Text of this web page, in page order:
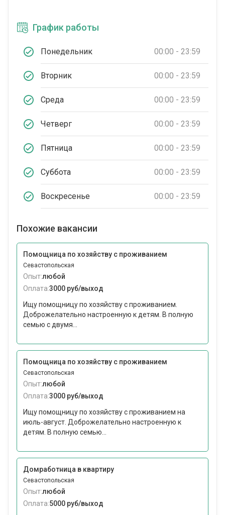
График работы
Понедельник 00:00 - 23:59
Вторник 00:00 - 23:59
Среда 00:00 - 23:59
Четверг 00:00 - 23:59
Пятница 00:00 - 23:59
Суббота 00:00 - 23:59
Воскресенье 00:00 - 23:59
Похожие вакансии
Помощница по хозяйству с проживанием
Севастопольская
Опыт:любой
Оплата:3000 руб/выход
Ищу помощницу по хозяйству с проживанием.
Доброжелательно настроенную к детям. В полную
семью с двумя...
Помощница по хозяйству с проживанием
Севастопольская
Опыт:любой
Оплата:3000 руб/выход
Ищу помощницу по хозяйству с проживанием на
июль-август. Доброжелательно настроенную к
детям. В полную семью...
Домработница в квартиру
Севастопольская
Опыт:любой
Оплата:5000 руб/выход